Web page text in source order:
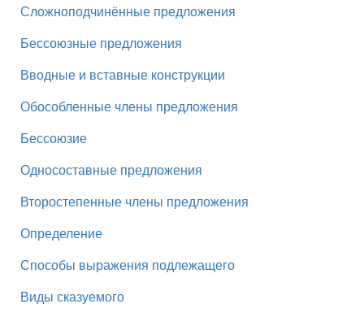
Сложноподчинённые предложения
Бессоюзные предложения
Вводные и вставные конструкции
Обособленные члены предложения
Бессоюзие
Односоставные предложения
Второстепенные члены предложения
Определение
Способы выражения подлежащего
Виды сказуемого